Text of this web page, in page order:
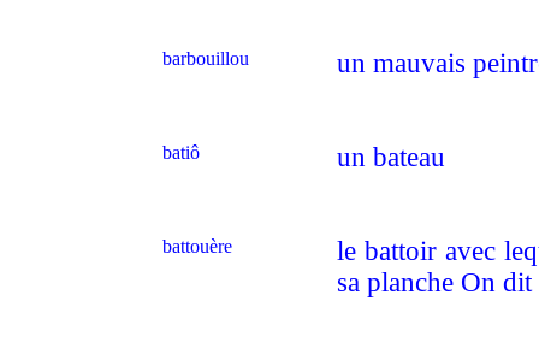
barbouillou un mauvais
batiô un bateau
battouère
le battoir avec
sa planche On